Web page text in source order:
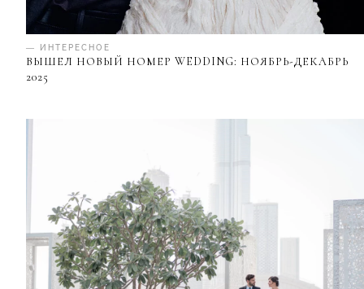
— ИНТЕРЕСНОЕ
ВЫШЕЛ НОВЫЙ НОМЕР WEDDING: НОЯБРЬ-ДЕКАБРЬ
2025